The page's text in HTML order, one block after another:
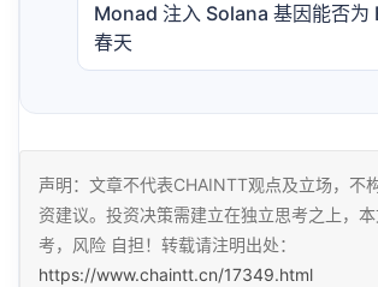
Monad 注入 Solana 基因能否为
春天
声明：文章不代表CHAINTT观点及立场，不
资建议。投资决策需建立在独立思考之上，
考，风险 自担！转载请注明出处：
https://www.chaintt.cn/17349.html